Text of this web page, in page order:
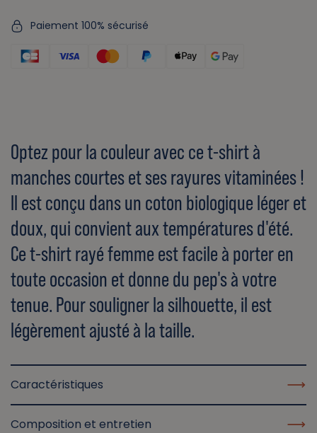
Paiement 100% sécurisé
Optez pour la couleur avec ce t-shirt à
manches courtes et ses rayures vitaminées !
Il est conçu dans un coton biologique léger et
doux, qui convient aux températures d'été.
Ce t-shirt rayé femme est facile à porter en
toute occasion et donne du pep's à votre
tenue. Pour souligner la silhouette, il est
légèrement ajusté à la taille.
Caractéristiques
Composition et entretien